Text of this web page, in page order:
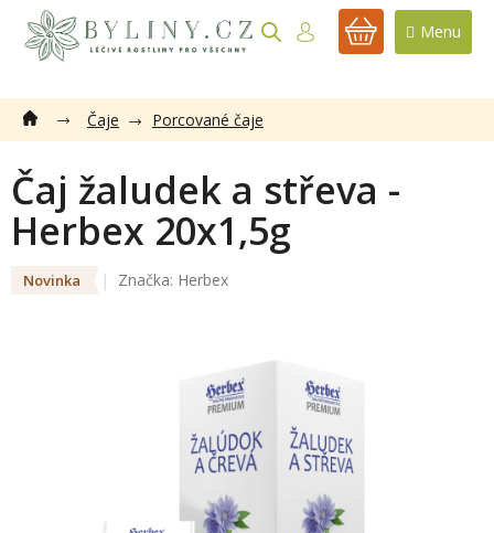
obsah
NÁKUPNÍ
Čaje Porcované čaje
Čaj žaludek a střeva -
Herbex 20x1,5g
Novinka Značka: Herbex